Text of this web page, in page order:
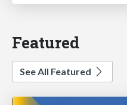
Featured
See All Featured